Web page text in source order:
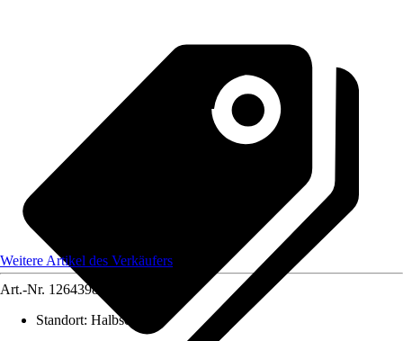
Weitere Artikel des Verkäufers
Art.-Nr. 12643987
Standort: Halbschatten